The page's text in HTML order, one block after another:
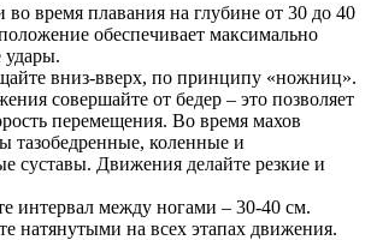
во время плавания на глубине от 30 до 40
обеспечивает максимально
вниз-вверх, по принципу «ножниц».
совершайте от бедер – это позволяет
перемещения. Во время махов
тазобедренные, коленные и
суставы. Движения делайте резкие и
интервал между ногами – 30-40 см.
натянутыми на всех этапах движения.